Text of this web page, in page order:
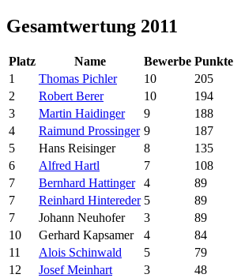
Gesamtwertung 2011
Platz Name Bewerbe Punkte
1
Thomas Pichler 10
205
2
Robert Berer 10
194
3
Martin Haidinger 9
188
4
Raimund Prossinger 9
187
5
Hans Reisinger 8
135
6
Alfred Hartl 7
108
7
Bernhard Hattinger 4
89
7
Reinhard Hintereder 5
89
7
Johann Neuhofer 3
89
10
Gerhard Kapsamer 4
84
11
Alois Schinwald 5
79
12
Josef Meinhart 3
48